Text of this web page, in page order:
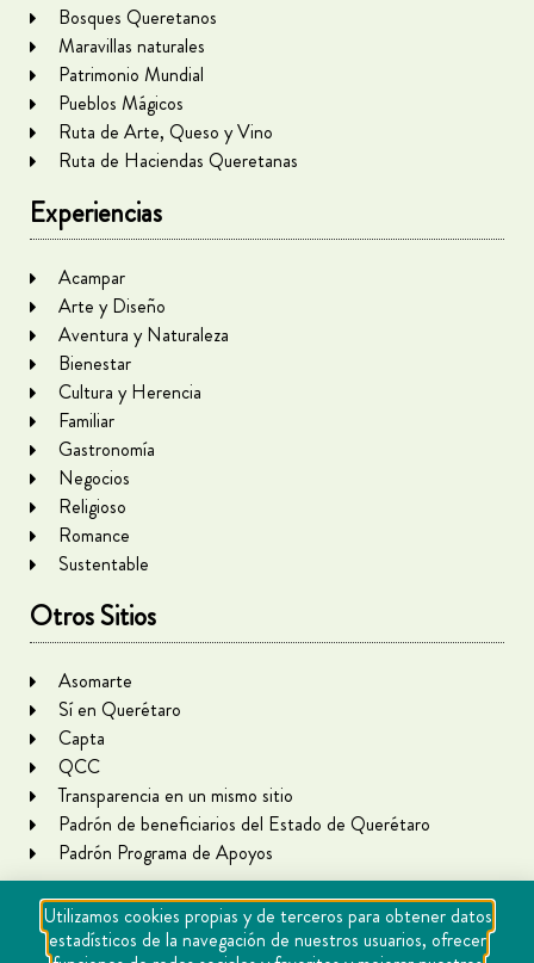
Bosques Queretanos
Maravillas naturales
Patrimonio Mundial
Pueblos Mágicos
Ruta de Arte, Queso y Vino
Ruta de Haciendas Queretanas
Experiencias
Acampar
Arte y Diseño
Aventura y Naturaleza
Bienestar
Cultura y Herencia
Familiar
Gastronomía
Negocios
Religioso
Romance
Sustentable
Otros Sitios
Asomarte
Sí en Querétaro
Capta
QCC
Transparencia en un mismo sitio
Padrón de beneficiarios del Estado de Querétaro
Padrón Programa de Apoyos
Utilizamos cookies propias y de terceros para obtener datos
estadísticos de la navegación de nuestros usuarios, ofrecer